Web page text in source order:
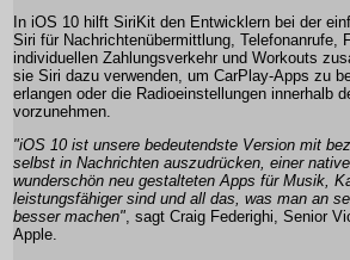
In iOS 10 hilft SiriKit den Entwicklern bei der
Siri für Nachrichtenübermittlung, Telefonanrufe,
individuellen Zahlungsverkehr und Workouts
sie Siri dazu verwenden, um CarPlay-Apps zu
erlangen oder die Radioeinstellungen innerhalb
vorzunehmen.
"iOS 10 ist unsere bedeutendste Version mit
selbst in Nachrichten auszudrücken, einer
wunderschön neu gestalteten Apps für Musik,
leistungsfähiger sind und all das, was man an
besser machen", sagt Craig Federighi, Senior
Apple.